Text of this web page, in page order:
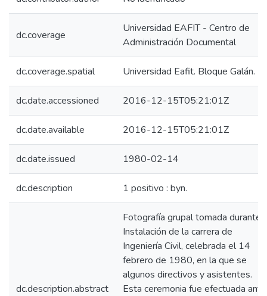
dc.coverage
Universidad EAFIT - Centro de
Administración Documental
dc.coverage.spatial Universidad Eafit. Bloque Galán.
dc.date.accessioned 2016-12-15T05:21:01Z
dc.date.available 2016-12-15T05:21:01Z
dc.date.issued 1980-02-14
dc.description 1 positivo : byn.
dc.description.abstract
Fotografía grupal tomada durante
Instalación de la carrera de
Ingeniería Civil, celebrada el 14
febrero de 1980, en la que se
algunos directivos y asistentes.
Esta ceremonia fue efectuada ante